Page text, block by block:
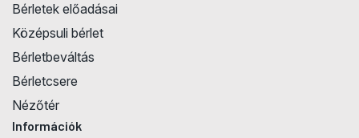
Bérletek előadásai
Középsuli bérlet
Bérletbeváltás
Bérletcsere
Nézőtér
Információk